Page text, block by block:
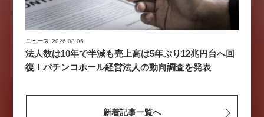
ニュース 2026.08.06
法人数は10年で半減も売上高は5年ぶり12兆円台へ回
復！パチンコホール経営法人の動向調査を発表
新着記事一覧へ